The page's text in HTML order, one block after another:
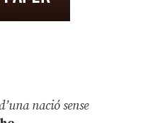
nació sense